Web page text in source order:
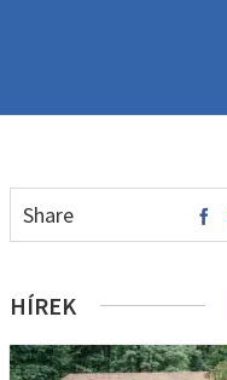
Share
HÍREK